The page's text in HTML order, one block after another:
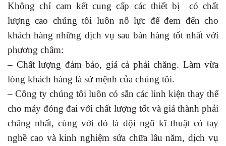
Không chỉ cam kết cung cấp các thiết bị có chất
lượng cao chúng tôi luôn nỗ lực để đem đến cho
khách hàng những dịch vụ sau bán hàng tốt nhất với
phương châm:
– Chất lượng đảm bảo, giá cả phải chăng. Làm vừa
lòng khách hàng là sứ mệnh của chúng tôi.
– Công ty chúng tôi luôn có sẵn các linh kiện thay thế
cho máy đóng đai với chất lượng tốt và giá thành phải
chăng nhất, cùng với đó là đội ngũ kĩ thuật có tay
nghề cao và kinh nghiệm sửa chữa lâu năm, dịch vụ